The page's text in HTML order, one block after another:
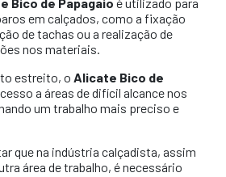
em calçados, como a fixação
de tachas ou a realização de
nos materiais.
estreito, o Alicate Bico de
a áreas de difícil alcance nos
um trabalho mais preciso e
que na indústria calçadista, assim
área de trabalho, é necessário